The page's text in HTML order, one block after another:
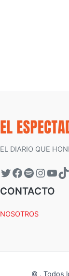
EL DIARIO QUE
CONTACTO
NOSOTROS
© . Todos